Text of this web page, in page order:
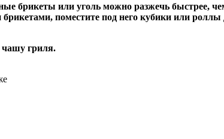
брикеты или уголь можно разжечь быстрее,
поместите под него кубики или
чашу гриля.